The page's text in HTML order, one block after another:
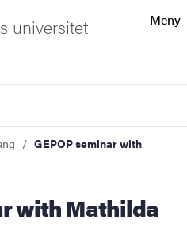
Meny
universitet
GEPOP seminar with